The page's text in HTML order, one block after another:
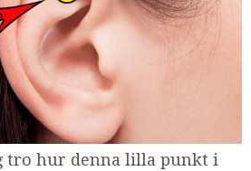
tro hur denna lilla punkt i